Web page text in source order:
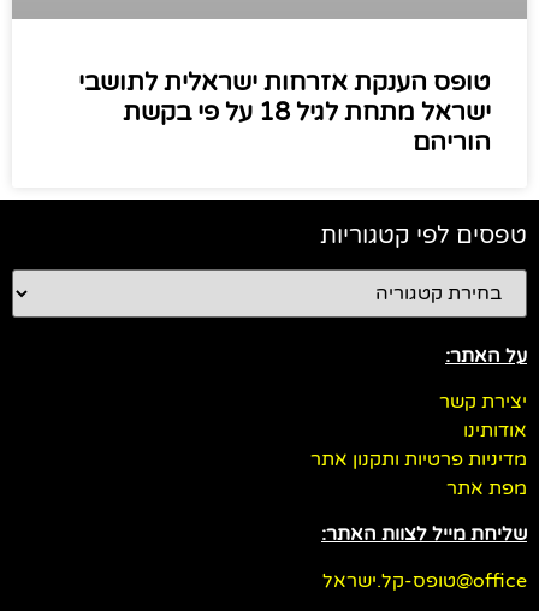
טופס הענקת אזרחות ישראלית לתושבי
ישראל מתחת לגיל 18 על פי בקשת
הוריהם
טפסים לפי קטגוריות
על האתר:
יצירת קשר
אודותינו
מדיניות פרטיות ותקנון אתר
מפת אתר
שליחת מייל לצוות האתר:
office@טופס-קל.ישראל